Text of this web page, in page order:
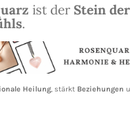
ist der Stein
.
Heilung, stärkt Beziehungen